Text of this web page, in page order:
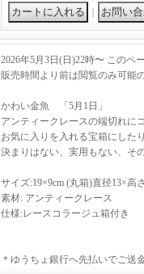
2026年5月3日(日)22時〜 このペ
販売時間より前は閲覧のみ可能
かわい金魚 「5月1日」
アンティークレースの端切れに
お気に入りを入れる宝箱にした
決まりはない、実用もない、そ
サイズ:19×9cm (丸箱)直径13×高
素材: アンティークレース
仕様:レースコラージュ箱付き
＊ゆうちょ銀行へ先払いでご送